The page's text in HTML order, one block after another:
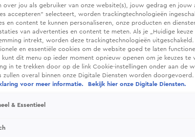
over jou als gebruiker van onze website(s), jouw gedrag en jouw
accepteren” selecteert, worden trackingtechnologieën
en content te kunnen personaliseren, onze producten en
van advertenties en content te meten. Als je „Huidige keuze
intrekt, worden deze trackingtechnologieën uitgeschakeld.
en essentiële cookies om de website goed te laten
kunt dit menu op ieder moment opnieuw openen om je keuzes te
in te trekken door op de link Cookie-instellingen onder aan de
zullen overal binnen onze Digitale Diensten worden doorgevoerd.
voor meer informatie.
Bekijk hier onze Digitale Diensten.
& Essentieel